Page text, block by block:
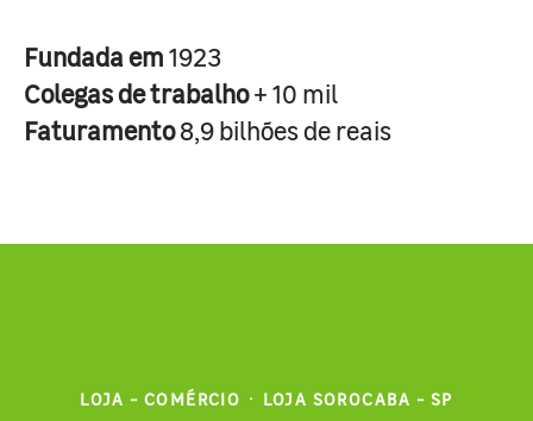
Fundada em1923
Colegas de trabalho+ 10 mil
Faturamento8,9 bilhões de reais
LOJA - COMÉRCIO · LOJA SOROCABA - SP